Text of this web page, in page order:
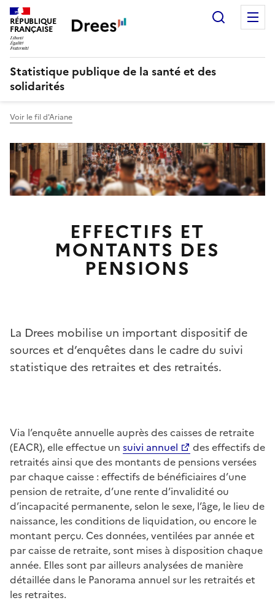
RÉPUBLIQUE
FRANÇAISE
Statistique publique de la santé et des
solidarités
Voir le fil d'Ariane
EFFECTIFS ET
MONTANTS DES
PENSIONS
La Drees mobilise un important dispositif de
sources et d’enquêtes dans le cadre du suivi
statistique des retraites et des retraités.
Via l’enquête annuelle auprès des caisses de retraite
(EACR), elle effectue un suivi annuel
des effectifs de
retraités ainsi que des montants de pensions versées
par chaque caisse : effectifs de bénéficiaires d’une
pension de retraite, d’une rente d’invalidité ou
d’incapacité permanente, selon le sexe, l’âge, le lieu de
naissance, les conditions de liquidation, ou encore le
montant perçu. Ces données, ventilées par année et
par caisse de retraite, sont mises à disposition chaque
année. Elles sont par ailleurs analysées de manière
détaillée dans le Panorama annuel sur les retraités et
les retraites.